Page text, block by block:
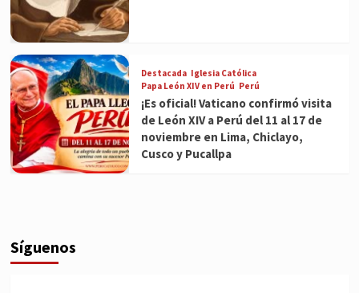
Destacada Iglesia Católica
Papa León XIV en Perú Perú
¡Es oficial! Vaticano confirmó visita
de León XIV a Perú del 11 al 17 de
noviembre en Lima, Chiclayo,
Cusco y Pucallpa
Síguenos